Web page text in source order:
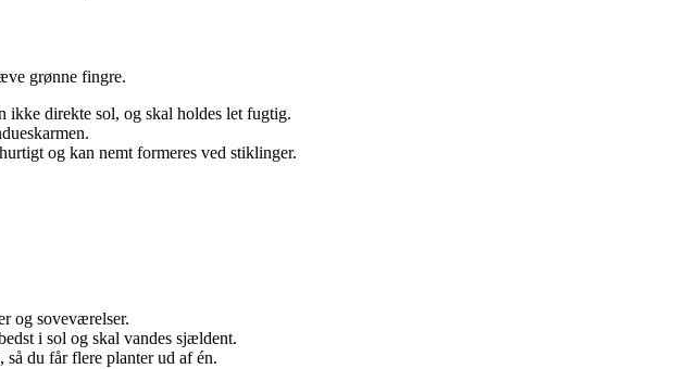
grønne fingre.
ikke direkte sol, og skal holdes let fugtig.
og kan nemt formeres ved stiklinger.
og soveværelser.
i sol og skal vandes sjældent.
du får flere planter ud af én.